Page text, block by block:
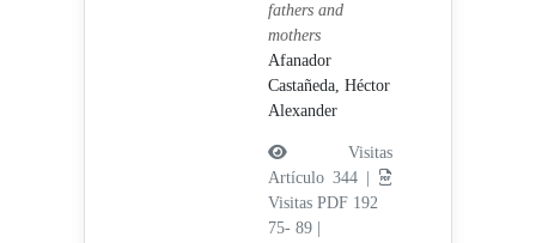
fathers and
mothers
Afanador
Castañeda, Héctor
Alexander
Visitas
Artículo 344 |
Visitas PDF 192
75- 89